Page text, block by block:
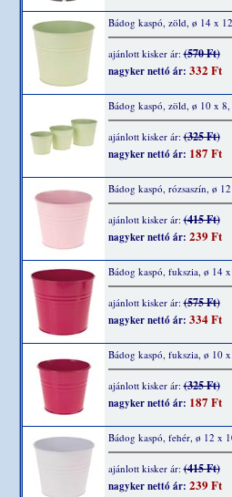
Bádog kaspó, zöld, ø 14 x
ajánlott kisker ár:(570 Ft)
nagyker nettó ár: 332 Ft
Bádog kaspó, zöld, ø 10 x
ajánlott kisker ár:(325 Ft)
nagyker nettó ár: 187 Ft
Bádog kaspó, rózsaszín, ø
ajánlott kisker ár:(415 Ft)
nagyker nettó ár: 239 Ft
Bádog kaspó, fukszia, ø 14
ajánlott kisker ár:(575 Ft)
nagyker nettó ár: 334 Ft
Bádog kaspó, fukszia, ø 10
ajánlott kisker ár:(325 Ft)
nagyker nettó ár: 187 Ft
Bádog kaspó, fehér, ø 12 x
ajánlott kisker ár:(415 Ft)
nagyker nettó ár: 239 Ft